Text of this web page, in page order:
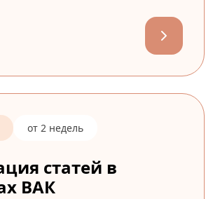
от 2 недель
статей в
ВАК